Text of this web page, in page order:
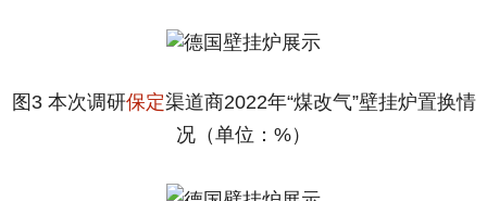
图3 本次调研保定渠道商2022年“煤改气”壁挂炉置换情
况（单位：%）